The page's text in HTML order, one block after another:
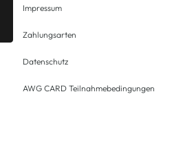
Impressum
Zahlungsarten
Datenschutz
AWG CARD Teilnahmebedingungen